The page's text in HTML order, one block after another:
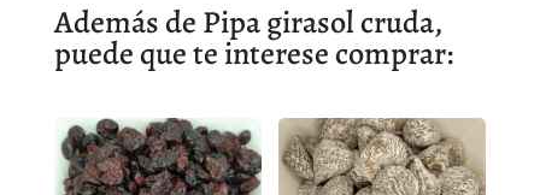
Además de Pipa girasol cruda,
puede que te interese comprar: